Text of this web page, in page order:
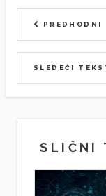
PREDHODNI
SLEDEĆI
SLIČNI